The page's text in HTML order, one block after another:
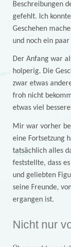
Beschreibungen
gefehlt. Ich
Geschehen
und noch ein
Der Anfang war
holperig. Die
zwar etwas
froh nicht
etwas viel
Mir war vorher
eine Fortsetzung
tatsächlich alles
feststellte, dass
und geliebten
seine Freunde,
ergangen ist.
Nicht nur